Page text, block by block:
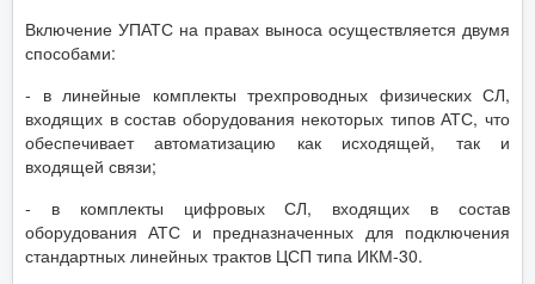
Включение УПАТС на правах выноса осуществляется двумя
способами:
- в линейные комплекты трехпроводных физических СЛ,
входящих в состав оборудования некоторых типов АТС, что
обеспечивает автоматизацию как исходящей, так и
входящей связи;
- в комплекты цифровых СЛ, входящих в состав
оборудования АТС и предназначенных для подключения
стандартных линейных трактов ЦСП типа ИКМ-30.